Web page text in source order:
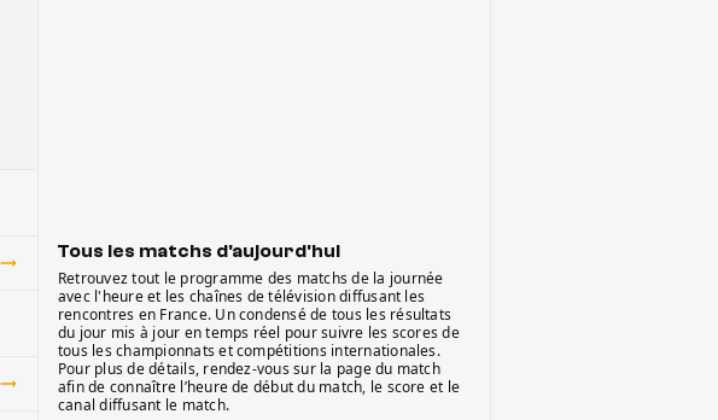
Tous les matchs d'aujourd'hui
Retrouvez tout le programme des matchs de la journée
avec l'heure et les chaînes de télévision diffusant les
rencontres en France. Un condensé de tous les résultats
du jour mis à jour en temps réel pour suivre les scores de
tous les championnats et compétitions internationales.
Pour plus de détails, rendez-vous sur la page du match
afin de connaître l’heure de début du match, le score et le
canal diffusant le match.